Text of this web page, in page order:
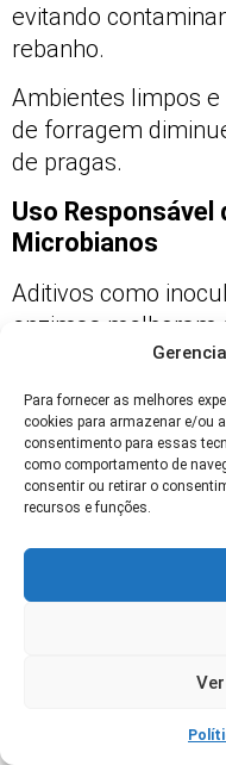
Para fornecer as melhores
cookies para armazenar e/ou
consentimento para essas
como comportamento de
consentir ou retirar o
recursos e funções.
evitando
rebanho.
Ambientes limpos
de forragem
de pragas.
Uso
Microbianos
Aditivos como
enzimas melhoram
usados conforme
produtos
Evite substitutos
químicas; a base é
controle físico.
Registre lotes e
Impacto
Boa armazenagem